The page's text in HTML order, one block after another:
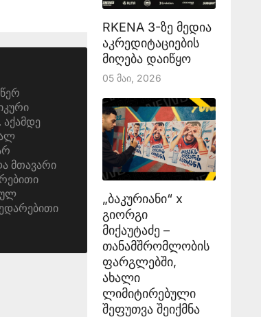
მთავარი
RKENA 3-ზე მედია
აკრედიტაციების
მიღება დაიწყო
05 Მაი, 2026
„ბაკურიანი“ x
გიორგი
მიქაუტაძე –
თანამშრომლობის
ფარგლებში,
ახალი
ლიმიტირებული
შეფუთვა შეიქმნა